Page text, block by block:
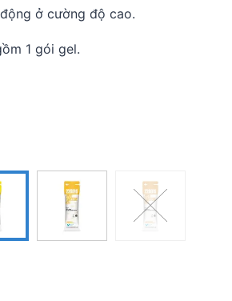
ở cường độ cao.
1 gói gel.